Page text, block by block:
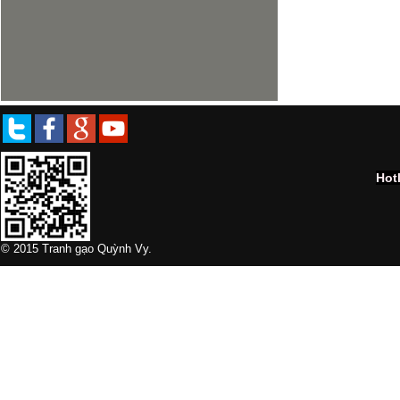
© 2015 Tranh gạo Quỳnh Vy.